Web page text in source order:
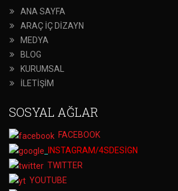
ANA SAYFA
ARAÇ İÇ DİZAYN
MEDYA
BLOG
KURUMSAL
İLETİŞİM
SOSYAL AĞLAR
FACEBOOK
INSTAGRAM/4SDESİGN
TWITTER
YOUTUBE